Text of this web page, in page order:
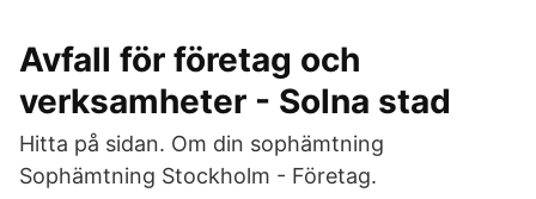
Avfall för företag och
verksamheter - Solna stad
Hitta på sidan. Om din sophämtning
Sophämtning Stockholm - Företag.